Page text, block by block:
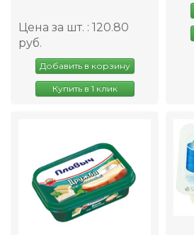
Цена за шт. : 120.80
руб.
Добавить в корзину
Купить в 1 клик